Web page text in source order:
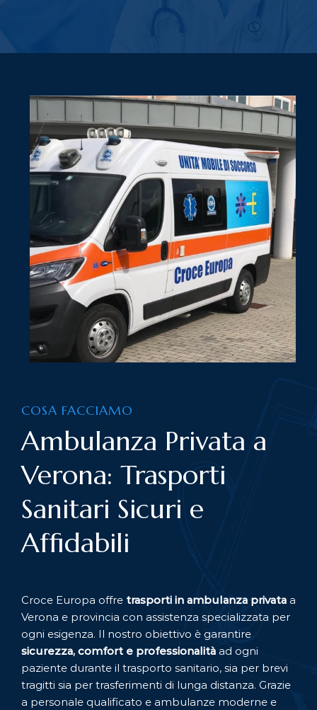
COSA FACCIAMO
Ambulanza Privata a
Verona: Trasporti
Sanitari Sicuri e
Affidabili
Croce Europa offre trasporti in ambulanza privata a
Verona e provincia con assistenza specializzata per
ogni esigenza. Il nostro obiettivo è garantire
sicurezza, comfort e professionalità ad ogni
paziente durante il trasporto sanitario, sia per brevi
tragitti sia per trasferimenti di lunga distanza. Grazie
a personale qualificato e ambulanze moderne e